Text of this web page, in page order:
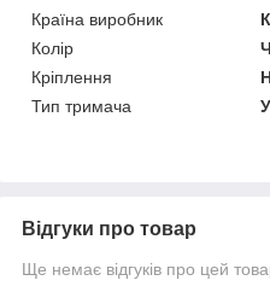
Країна виробник
Колір
Кріплення
Тип тримача
Відгуки про товар
Ще немає відгуків про цей